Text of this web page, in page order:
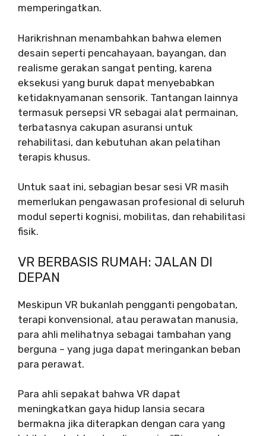
memperingatkan.
Harikrishnan menambahkan bahwa elemen
desain seperti pencahayaan, bayangan, dan
realisme gerakan sangat penting, karena
eksekusi yang buruk dapat menyebabkan
ketidaknyamanan sensorik. Tantangan lainnya
termasuk persepsi VR sebagai alat permainan,
terbatasnya cakupan asuransi untuk
rehabilitasi, dan kebutuhan akan pelatihan
terapis khusus.
Untuk saat ini, sebagian besar sesi VR masih
memerlukan pengawasan profesional di seluruh
modul seperti kognisi, mobilitas, dan rehabilitasi
fisik.
VR BERBASIS RUMAH: JALAN DI
DEPAN
Meskipun VR bukanlah pengganti pengobatan,
terapi konvensional, atau perawatan manusia,
para ahli melihatnya sebagai tambahan yang
berguna – yang juga dapat meringankan beban
para perawat.
Para ahli sepakat bahwa VR dapat
meningkatkan gaya hidup lansia secara
bermakna jika diterapkan dengan cara yang